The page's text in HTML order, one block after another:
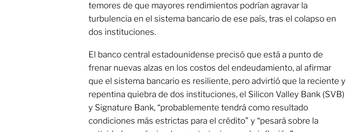
temores de que mayores rendimientos podrían agravar la
turbulencia en el sistema bancario de ese país, tras el colapso en
dos instituciones.
El banco central estadounidense precisó que está a punto de
frenar nuevas alzas en los costos del endeudamiento, al afirmar
que el sistema bancario es resiliente, pero advirtió que la reciente y
repentina quiebra de dos instituciones, el Silicon Valley Bank (SVB)
y Signature Bank, “probablemente tendrá como resultado
condiciones más estrictas para el crédito” y “pesará sobre la